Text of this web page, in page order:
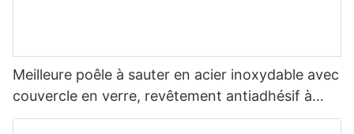
Meilleure poêle à sauter en acier inoxydable avec
couvercle en verre, revêtement antiadhésif à
motif nid d'abeille - ZHENNENG